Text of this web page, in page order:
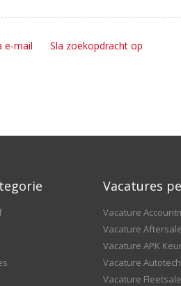
e-mail Sla zoekopdracht op
Vacatures
Vacature
Vacature
Vacature APK
Vacature
Vacature